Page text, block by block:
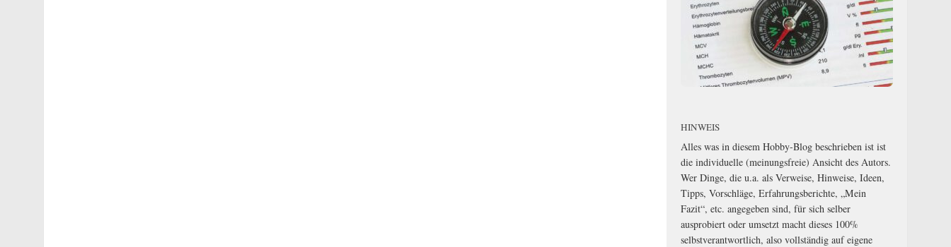
HINWEIS
Alles was in diesem Hobby-Blog beschrieben ist ist
die individuelle (meinungsfreie) Ansicht des Autors.
Wer Dinge, die u.a. als Verweise, Hinweise, Ideen,
Tipps, Vorschläge, Erfahrungsberichte, „Mein
Fazit“, etc. angegeben sind, für sich selber
ausprobiert oder umsetzt macht dieses 100%
selbstverantwortlich, also vollständig auf eigene